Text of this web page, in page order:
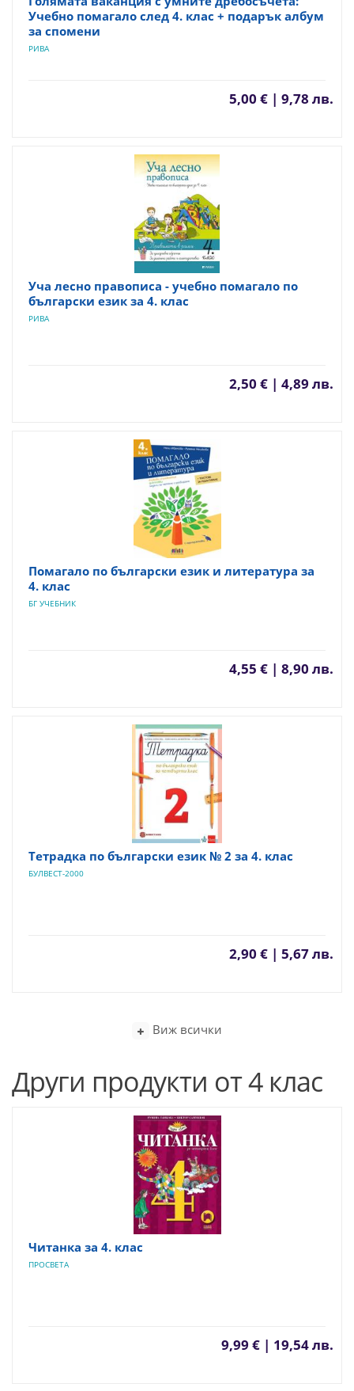
Учебно помагало след 4. клас + подарък албум
за спомени
РИВА
5,00 € | 9,78 лв.
Уча лесно правописа - учебно помагало по
български език за 4. клас
РИВА
2,50 € | 4,89 лв.
Помагало по български език и литература за
4. клас
БГ УЧЕБНИК
4,55 € | 8,90 лв.
Тетрадка по български език № 2 за 4. клас
БУЛВЕСТ-2000
2,90 € | 5,67 лв.
Виж всички
Други продукти от 4 клас
Читанка за 4. клас
ПРОСВЕТА
9,99 € | 19,54 лв.